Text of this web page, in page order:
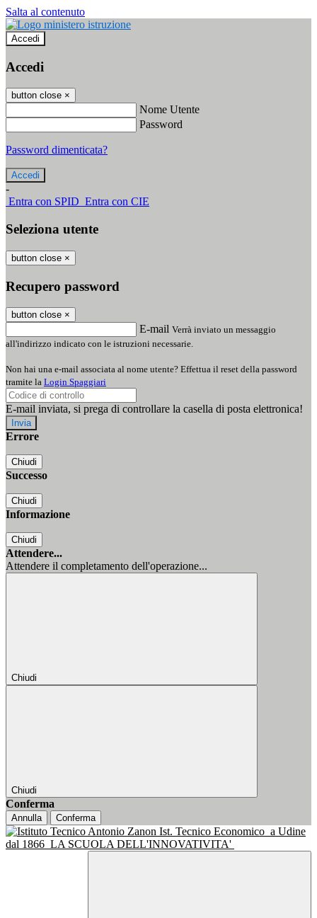
Salta al contenuto
Accedi
Accedi
button close ×
Nome Utente
Password
Password dimenticata?
-
Entra con SPID Entra con CIE
Seleziona utente
button close ×
Recupero password
button close ×
E-mail Verrà inviato un messaggio
all'indirizzo indicato con le istruzioni necessarie.
Non hai una e-mail associata al nome utente? Effettua il reset della password
tramite la Login Spaggiari
E-mail inviata, si prega di controllare la casella di posta elettronica!
Errore
Chiudi
Successo
Chiudi
Informazione
Chiudi
Attendere...
Attendere il completamento dell'operazione...
Chiudi
Chiudi
Conferma
Annulla Conferma
Ist. Tecnico Economico a Udine
dal 1866 LA SCUOLA DELL'INNOVATIVITA'